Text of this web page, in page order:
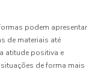
podem apresentar
de materiais até
atitude positiva e
de forma mais